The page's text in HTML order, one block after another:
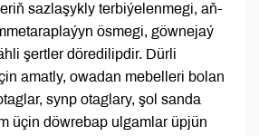
sazlaşykly terbiýelenmegi, aň-
ösmegi, göwnejaý
şertler döredilipdir. Dürli
amatly, owadan mebelleri bolan
synp otaglary, şol sanda
üçin döwrebap ulgamlar üpjün